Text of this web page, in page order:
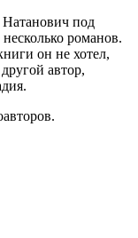
Натанович под
романов.
он не хотел,
автор,